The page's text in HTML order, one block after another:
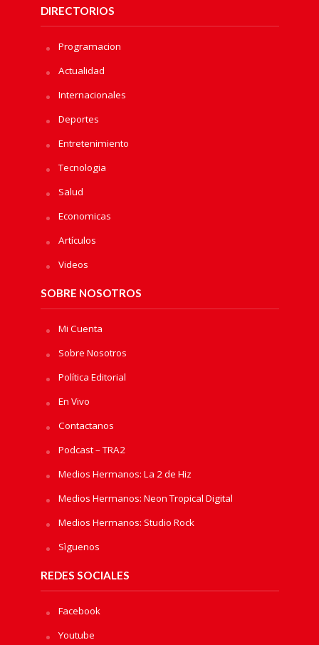
DIRECTORIOS
Programacion
Actualidad
Internacionales
Deportes
Entretenimiento
Tecnologia
Salud
Economicas
Artículos
Videos
SOBRE NOSOTROS
Mi Cuenta
Sobre Nosotros
Política Editorial
En Vivo
Contactanos
Podcast – TRA2
Medios Hermanos: La 2 de Hiz
Medios Hermanos: Neon Tropical Digital
Medios Hermanos: Studio Rock
Sìguenos
REDES SOCIALES
Facebook
Youtube